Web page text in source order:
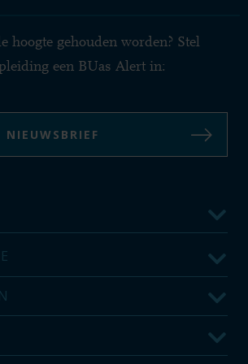
hoogte gehouden worden? Stel
een BUas Alert in:
NIEUWSBRIEF